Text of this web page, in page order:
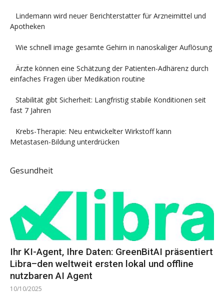
Lindemann wird neuer Berichterstatter für Arzneimittel und
Apotheken
Wie schnell image gesamte Gehirn in nanoskaliger Auflösung
Ärzte können eine Schätzung der Patienten-Adhärenz durch
einfaches Fragen über Medikation routine
Stabilität gibt Sicherheit: Langfristig stabile Konditionen seit
fast 7 Jahren
Krebs-Therapie: Neu entwickelter Wirkstoff kann
Metastasen-Bildung unterdrücken
Gesundheit
Ihr KI-Agent, Ihre Daten: GreenBitAI präsentiert
Libra–den weltweit ersten lokal und offline
nutzbaren AI Agent
10/10/2025